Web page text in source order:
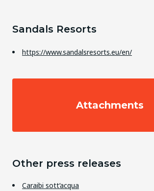
Sandals Resorts
https://www.sandalsresorts.eu/en/
Attachments
Other press releases
Caraibi sott’acqua